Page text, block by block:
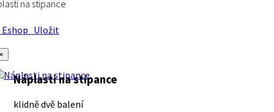
na stipance
Uložit
Náplasti na stipance
klidně dvě balení